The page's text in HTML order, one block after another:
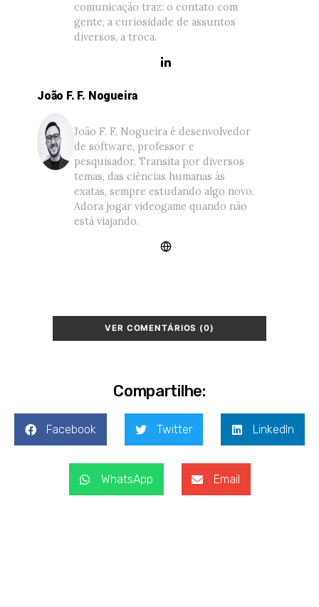
comunicação traz: o contato com
gente, a curiosidade de assuntos
diversos, a troca.
João F. F. Nogueira
João F. F. Nogueira é desenvolvedor
de software, professor e
pesquisador. Transita por diversos
temas, das ciências humanas às
exatas, sempre estudando algo novo.
Adora jogar videogame quando não
está viajando.
VER COMENTÁRIOS (0)
Compartilhe:
Facebook Twitter LinkedIn
WhatsApp Email